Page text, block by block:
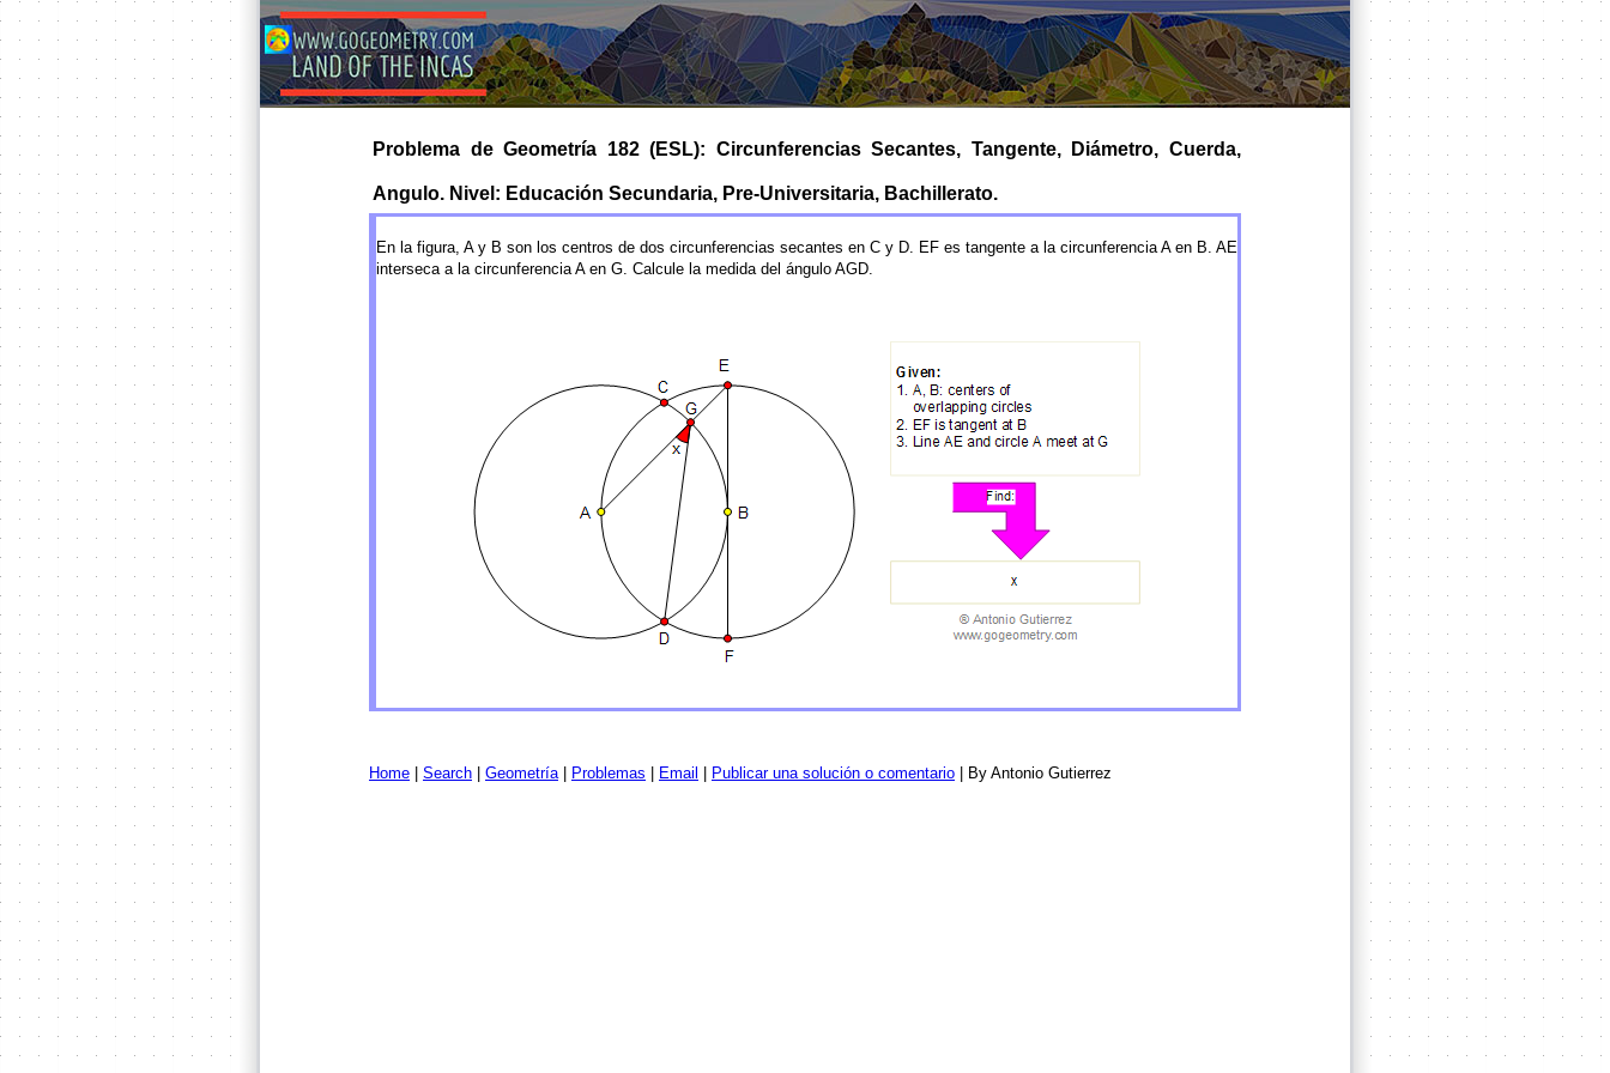
Problema de Geometría 182 (ESL): Circunferencias Secantes, Tangente, Diámetro, Cuerda,
Angulo. Nivel: Educación Secundaria, Pre-Universitaria, Bachillerato.
En la figura, A y B son los centros de dos circunferencias secantes en C y D. EF es tangente a la circunferencia A en B. AE
interseca a la circunferencia A en G. Calcule la medida del ángulo AGD.
Home Search Geometría| Problemas Email Publicar una solución o comentario | By Antonio Gutierrez